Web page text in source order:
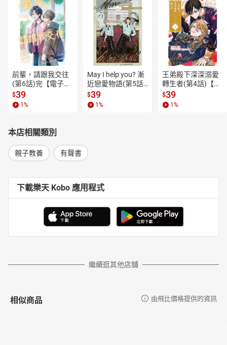
前輩，請跟我交往
(第6話)完【電子
書】
$39
1 %
May I help you? 漸
近戀愛物語(第5話)
【電子書】
$39
1 %
王弟殿下深深溺愛
轉生者(第4話)【電
子書】
$39
1 %
本店相關類別
親子教養 有聲書
下載樂天 Kobo 應用程式
繼續逛其他店舖
相似商品 由飛比價格提供的資訊